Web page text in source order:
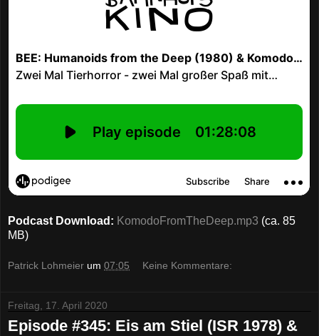
Podcast Download: KomodoFromTheDeep.mp3 (ca. 85
MB)
Patrick Lohmeier um 07:05 Keine Kommentare:
Freitag, 17. April 2020
Episode #345: Eis am Stiel (ISR 1978) &